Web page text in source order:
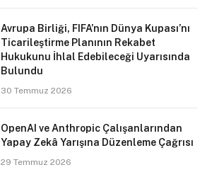
Avrupa Birliği, FIFA’nın Dünya Kupası’nı
Ticarileştirme Planının Rekabet
Hukukunu İhlal Edebileceği Uyarısında
Bulundu
30 Temmuz 2026
OpenAI ve Anthropic Çalışanlarından
Yapay Zekâ Yarışına Düzenleme Çağrısı
29 Temmuz 2026